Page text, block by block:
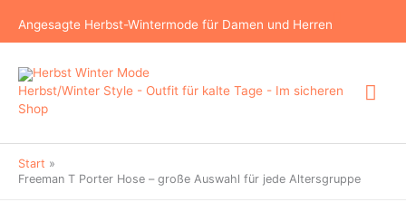
Inhalt
Angesagte Herbst-Wintermode für Damen und Herren
Herbst/Winter Style - Outfit für kalte Tage - Im sicheren
Shop
Start
Freeman T Porter Hose – große Auswahl für jede Altersgruppe